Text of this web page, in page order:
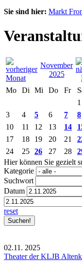
Sie sind hier: Markt
November
2025
Mo
Di Mi Do Fr
1
3
4 5 6 7 8
10
11 12 13 14
17
18 19 20 21
24
25 26 27 28
Hier können Sie gezielt
Kategorie
Suchwort
Datum
reset
02.11. 2025
Theater der KLJB